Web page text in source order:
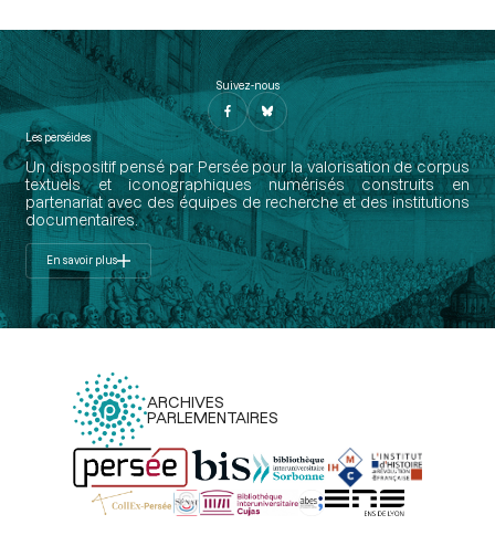
Suivez-nous
Les perséides
Un dispositif pensé par Persée pour la valorisation de corpus
textuels et iconographiques numérisés construits en
partenariat avec des équipes de recherche et des institutions
documentaires.
En savoir plus
ARCHIVES
PARLEMENTAIRES